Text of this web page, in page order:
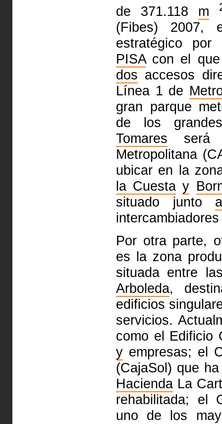
de 371.118 m
(Fibes) 2007,
estratégico
PISAcon el que
dos accesos
Línea 1 de
gran parque
de los
Tomares será
Metropolitana
ubicar en la
la Cuesta y
situado junto
Por otra parte,
es la zona
situada entre
Arboleda,
edificios
servicios.
como el Edificio
y empresas; el
(CajaSol) que
Hacienda La
rehabilitada; el
uno de los